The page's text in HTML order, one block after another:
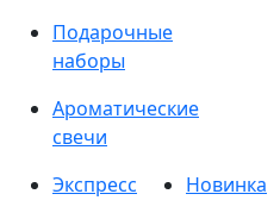
Подарочные
наборы
Ароматические
свечи
Экспресс
Новинка